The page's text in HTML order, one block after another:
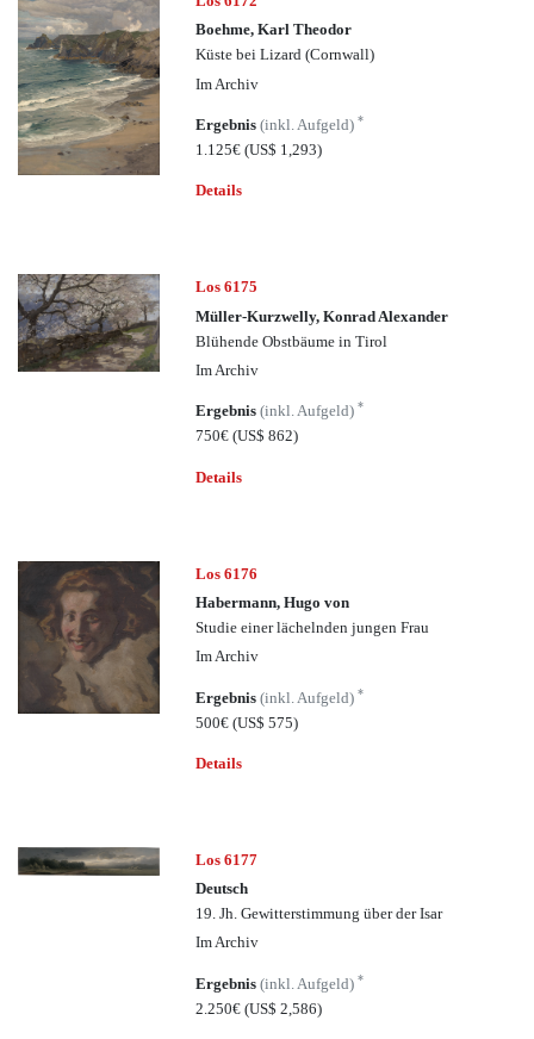
Boehme, Karl Theodor
Küste bei Lizard (Cornwall)
Im Archiv
Ergebnis(inkl. Aufgeld)*
1.125€(US$ 1,293)
Details
Los 6175
Müller-Kurzwelly, Konrad Alexander
Blühende Obstbäume in Tirol
Im Archiv
Ergebnis(inkl. Aufgeld)*
750€(US$ 862)
Details
Los 6176
Habermann, Hugo von
Studie einer lächelnden jungen Frau
Im Archiv
Ergebnis(inkl. Aufgeld)*
500€(US$ 575)
Details
Los 6177
Deutsch
19. Jh. Gewitterstimmung über der Isar
Im Archiv
Ergebnis(inkl. Aufgeld)*
2.250€(US$ 2,586)